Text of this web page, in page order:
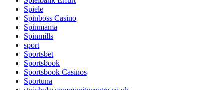
Spiele
Spinboss Casino
Spinmama
Spinmills
sport
Sportsbet
Sportsbook
Sportsbook Casinos
Sportuna